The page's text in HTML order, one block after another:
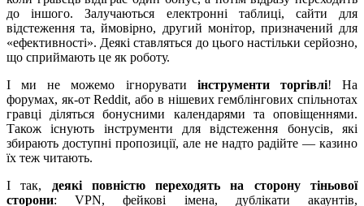
до іншого. Залучаються електронні таблиці, сайти для
відстеження та, ймовірно, другий монітор, призначений для
«ефективності». Деякі ставляться до цього настільки серйозно,
що сприймають це як роботу.
І ми не можемо ігнорувати інструменти торгівлі! На
форумах, як-от Reddit, або в нішевих гемблінгових спільнотах
гравці діляться бонусними календарями та оповіщеннями.
Також існують інструменти для відстеження бонусів, які
збирають доступні пропозиції, але не надто радійте — казино
їх теж читають.
І так, деякі повністю переходять на сторону тіньової
сторони: VPN, фейкові імена, дублікати акаунтів,